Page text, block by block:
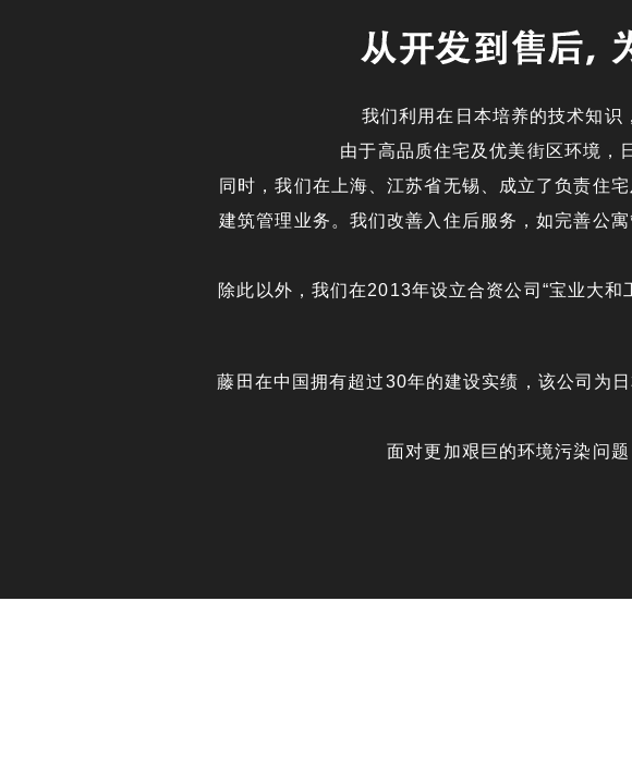
我们利用在日本培养的技术知识
由于高品质住宅及优美街区环境，
同时，我们在上海、江苏省无锡、成立了负责住
建筑管理业务。我们改善入住后服务，如完善公
除此以外，我们在2013年设立合资公司“宝业大
藤田在中国拥有超过30年的建设实绩，该公司为
面对更加艰巨的环境污染问